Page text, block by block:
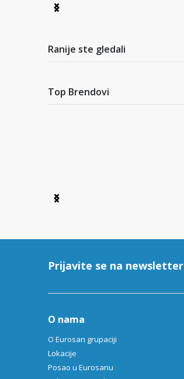
Item
8
Ranije ste gledali
Top Brendovi
Item
Prijavite se na newsletter
O nama
O Eurosan grupaciji
Lokacije
Posao u Eurosanu